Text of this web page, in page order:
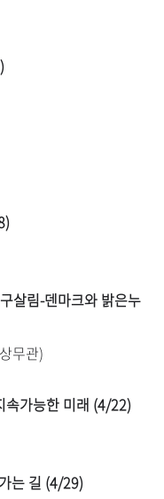
살림-덴마크와 밝은누
무관)
속가능한 미래 (4/22)
는 길 (4/29)